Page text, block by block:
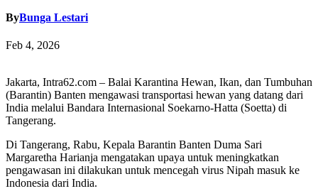
ByBunga Lestari
Feb 4, 2026
Jakarta, Intra62.com – Balai Karantina Hewan, Ikan, dan Tumbuhan
(Barantin) Banten mengawasi transportasi hewan yang datang dari
India melalui Bandara Internasional Soekarno-Hatta (Soetta) di
Tangerang.
Di Tangerang, Rabu, Kepala Barantin Banten Duma Sari
Margaretha Harianja mengatakan upaya untuk meningkatkan
pengawasan ini dilakukan untuk mencegah virus Nipah masuk ke
Indonesia dari India.